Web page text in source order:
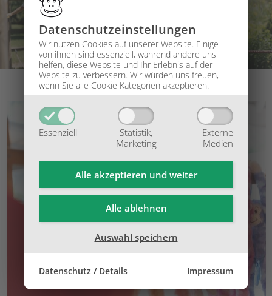
Datenschutz­einstellungen
Wir nutzen Cookies auf unserer Website. Einige
von ihnen sind essenziell, während andere uns
helfen, diese Website und Ihr Erlebnis auf der
Website zu verbessern. Wir würden uns freuen,
wenn Sie alle Cookie Kategorien akzeptieren.
Essenziell
Statistik,
Marketing
Externe
Medien
Alle akzeptieren und weiter
Alle ablehnen
Auswahl speichern
Datenschutz / Details Impressum